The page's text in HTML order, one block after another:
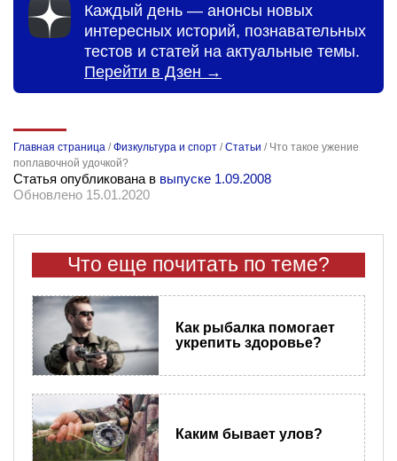
Каждый день — анонсы новых
интересных историй, познавательных
тестов и статей на актуальные темы.
Перейти в Дзен →
Главная страница /Физкультура и спорт /Статьи / Что такое ужение
поплавочной удочкой?
Статья опубликована в выпуске 1.09.2008
Обновлено 15.01.2020
Что еще почитать по теме?
Как рыбалка помогает
укрепить здоровье?
Каким бывает улов?